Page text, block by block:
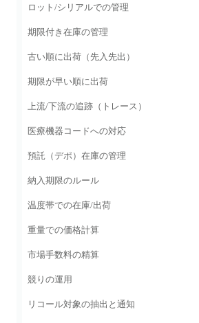
ロット/シリアルでの管理
期限付き在庫の管理
古い順に出荷（先入先出）
期限が早い順に出荷
上流/下流の追跡（トレース）
医療機器コードへの対応
預託（デポ）在庫の管理
納入期限のルール
温度帯での在庫/出荷
重量での価格計算
市場手数料の精算
競りの運用
リコール対象の抽出と通知